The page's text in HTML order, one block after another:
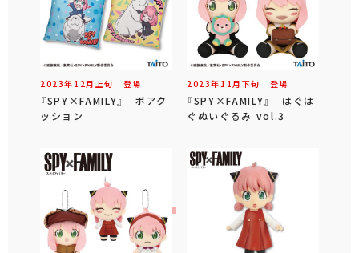
2023年 12 月 上旬 登場
『SPY×FAMILY』 ボアク
ッション
2023年 11 月 下旬 登場
『SPY×FAMILY』 はぐは
ぐぬいぐるみ vol.3